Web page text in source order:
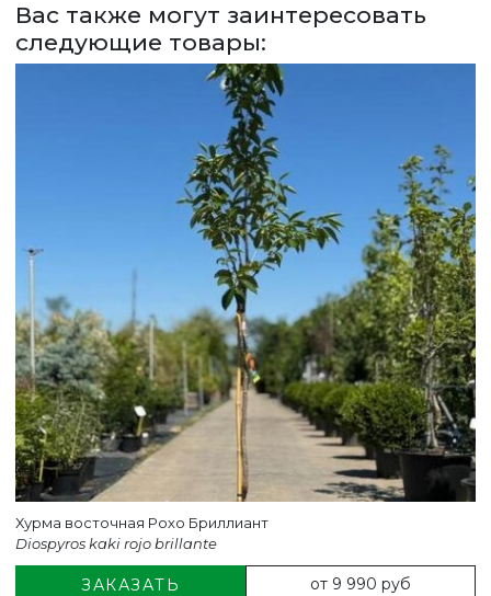
ГЛАВНАЯ
ПРАЙС
ЗАДАТЬ ВОПРОС
ВЕРНУТСЯ НА ГЛАВНЫЙ САЙТ
Вас также могут заинтересовать
следующие товары:
Хурма восточная Рохо Бриллиант
Diospyros kaki rojo brillante
ЗАКАЗАТЬ от 9 990 руб